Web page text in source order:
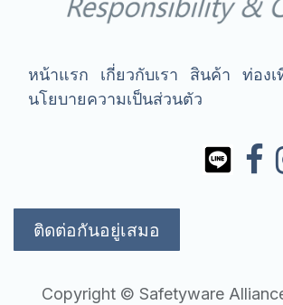
หน้าแรก เกี่ยวกับเรา สินค้า
ท่องเ
นโยบายความเป็นส่วนตัว
ติดต่อกันอยู่เสมอ
Copyright © Safetyware